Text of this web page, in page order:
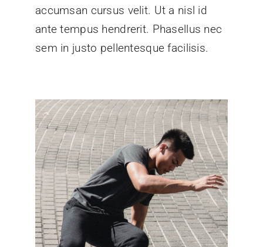
accumsan cursus velit. Ut a nisl id
ante tempus hendrerit. Phasellus nec
sem in justo pellentesque facilisis.